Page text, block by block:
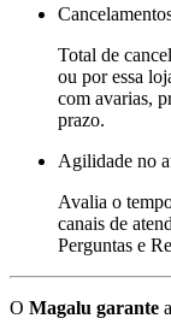
Total de
ou por essa
com avarias,
prazo.
Agilidade no
Avalia o
canais de
Perguntas e
O Magalu garante